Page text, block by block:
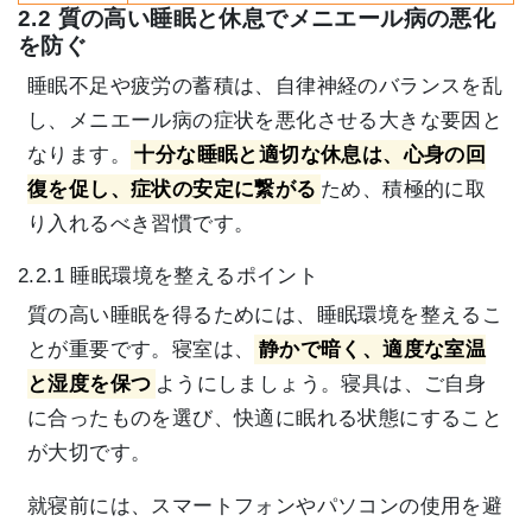
2.2 質の高い睡眠と休息でメニエール病の悪化
を防ぐ
睡眠不足や疲労の蓄積は、自律神経のバランスを乱
し、メニエール病の症状を悪化させる大きな要因と
なります。
十分な睡眠と適切な休息は、心身の回
復を促し、症状の安定に繋がる ため、積極的に取
り入れるべき習慣です。
2.2.1 睡眠環境を整えるポイント
質の高い睡眠を得るためには、睡眠環境を整えるこ
とが重要です。寝室は、
静かで暗く、適度な室温
と湿度を保つ ようにしましょう。寝具は、ご自身
に合ったものを選び、快適に眠れる状態にすること
が大切です。
就寝前には、スマートフォンやパソコンの使用を避